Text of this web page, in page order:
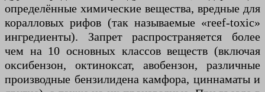
определённые химические вещества, вредные для
коралловых рифов (так называемые «reef-toxic»
ингредиенты). Запрет распространяется более
чем на 10 основных классов веществ (включая
оксибензон, октиноксат, авобензон, различные
производные бензилидена камфора, циннаматы и